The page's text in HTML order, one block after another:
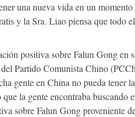
una nueva vida en un momento
y la Sra. Liao piensa que todo el
positiva sobre Falun Gong en
Partido Comunista Chino
gente en China no pueda tener la
la gente encontraba buscando
sobre Falun Gong proveniente